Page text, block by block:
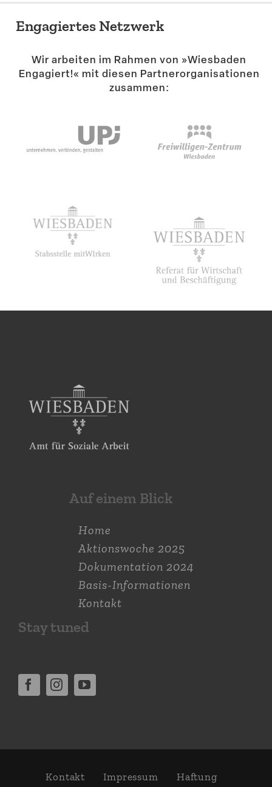
Engagiertes Netzwerk
Wir arbeiten im Rahmen von »Wiesbaden
Engagiert!« mit diesen Partner­or­ga­ni­sa­tionen
zusammen:
Auf einem Blick
Home
Aktions­woche 2025
Dokumen­tation 2024
Basis-Informationen
Kontakt
Stay tuned
Kontakt Impressum Haftung